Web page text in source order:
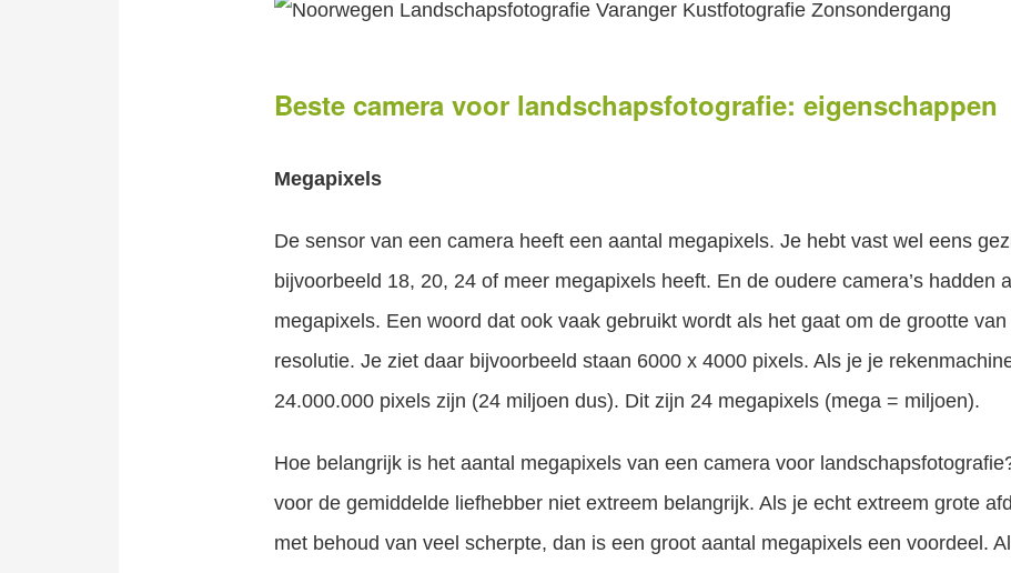
Beste camera voor landschapsfotografie: eigenschappen
Megapixels
De sensor van een camera heeft een aantal megapixels. Je hebt vast wel eens
bijvoorbeeld 18, 20, 24 of meer megapixels heeft. En de oudere camera’s hadden
megapixels. Een woord dat ook vaak gebruikt wordt als het gaat om de grootte
resolutie. Je ziet daar bijvoorbeeld staan 6000 x 4000 pixels. Als je je
24.000.000 pixels zijn (24 miljoen dus). Dit zijn 24 megapixels (mega = miljoen).
Hoe belangrijk is het aantal megapixels van een camera voor
voor de gemiddelde liefhebber niet extreem belangrijk. Als je echt extreem grote
met behoud van veel scherpte, dan is een groot aantal megapixels een voordeel.